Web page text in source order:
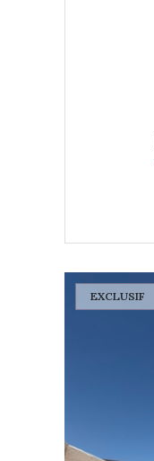
EXCLUSIF